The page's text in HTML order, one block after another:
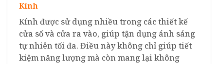
Kính
Kính được sử dụng nhiều trong các thiết kế
cửa sổ và cửa ra vào, giúp tận dụng ánh sáng
tự nhiên tối đa. Điều này không chỉ giúp tiết
kiệm năng lượng mà còn mang lại không